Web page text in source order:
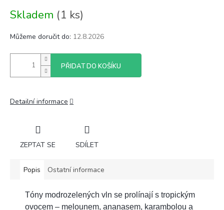
cena:
Skladem (1 ks)
Můžeme doručit do: 12.8.2026
PŘIDAT DO KOŠÍKU
Detailní informace
ZEPTAT SE SDÍLET
Popis Ostatní informace
Tóny modrozelených vln se prolínají s tropickým
ovocem – melounem, ananasem, karambolou a